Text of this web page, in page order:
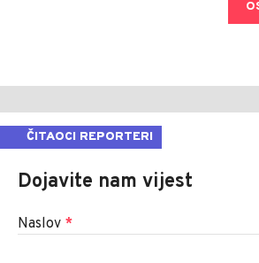
ČITAOCI REPORTERI
Dojavite nam vijest
Naslov *